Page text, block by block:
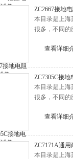
ZC2667接地
本目录是上海
很多，不同的
查看详细
ZC7305C接
本目录是上海
很多，不同的
查看详细
ZC7171A通
本目录是上海